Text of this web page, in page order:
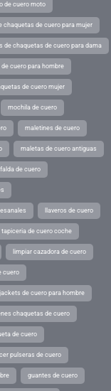
de cuero moto
chaquetas de cuero para mujer
de chaquetas de cuero para dama
cuero para hombre
de cuero mujer
mochila de cuero
maletines de cuero
maletas de cuero antiguas
falda de cuero
llaveros de cuero
tapiceria de cuero coche
limpiar cazadora de cuero
cuero
jackets de cuero para hombre
chaquetas de cuero
de cuero
pulseras de cuero
guantes de cuero